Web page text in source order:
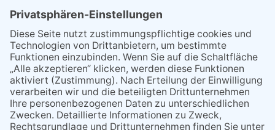
Kommentiert vor: 25 Wochen 5 Tage
Sperrung für Wassersportler schlägt hohe
Wellen
Sperrung der Stillgewässer
Kommentiert vor:1 Jahr 50 Wochen
Literarischer Rückblick
Alte Schule
Kommentiert vor:3 Jahre 18 Wochen
Abschaltung der Straßenbeleuchtung